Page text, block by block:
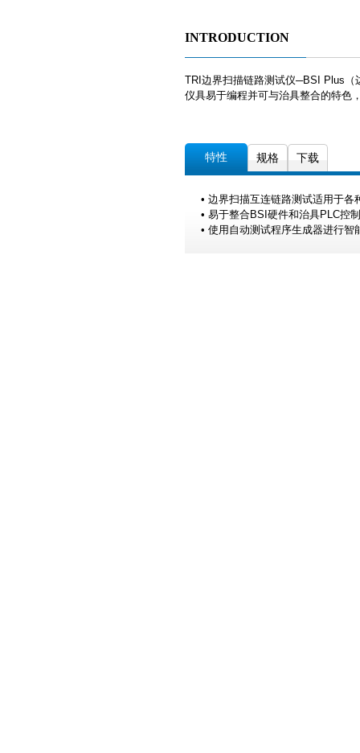
INTRODUCTION
TRI边界扫描链路测试仪─BSI Plus（
仪具易于编程并可与治具整合的特色
特性 规格 下载
• 边界扫描互连链路测试适用于各
• 易于整合BSI硬件和治具PLC控
• 使用自动测试程序生成器进行智